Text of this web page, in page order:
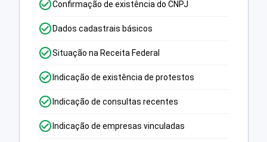
Confirmação de existência do CNPJ
Dados cadastrais básicos
Situação na Receita Federal
Indicação de existência de protestos
Indicação de consultas recentes
Indicação de empresas vinculadas